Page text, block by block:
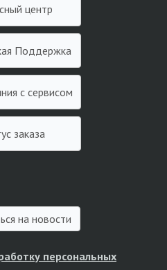
Сервисный центр
Техническая Поддержка
с сервисом
заказа
на новости
персональных